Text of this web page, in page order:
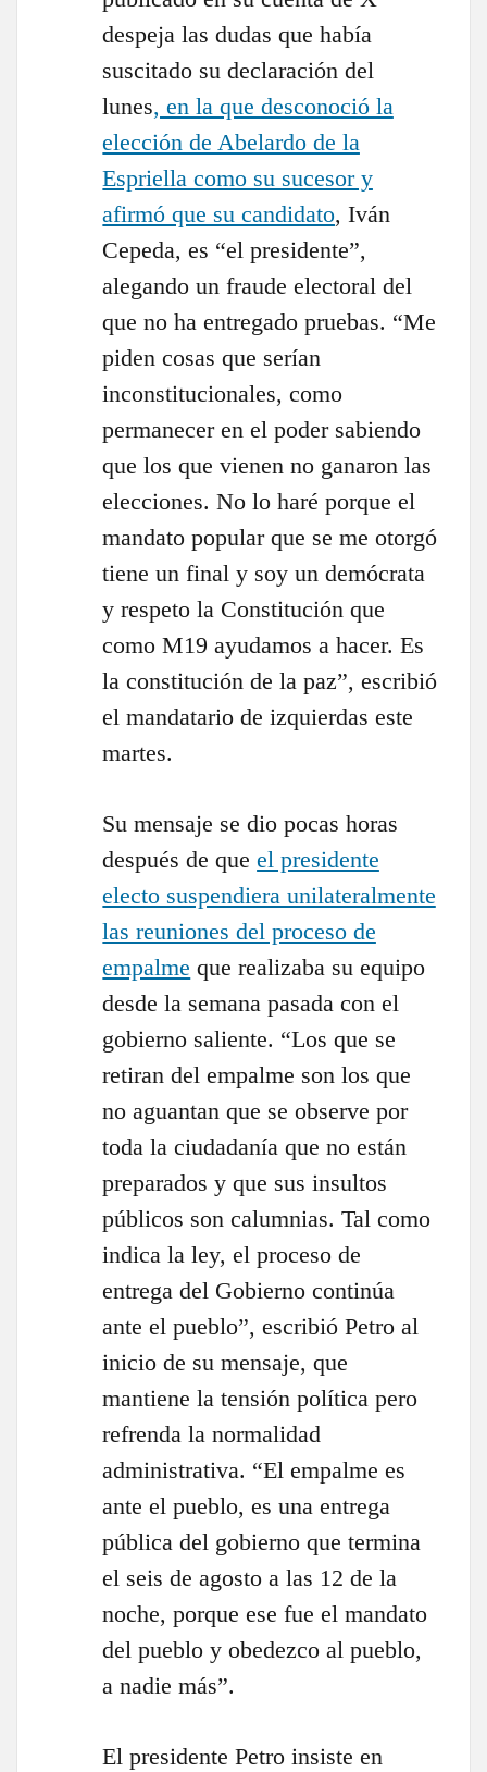
despeja las dudas que había
suscitado su declaración del
lunes, en la que desconoció la
elección de Abelardo de la
Espriella como su sucesor y
afirmó que su candidato, Iván
Cepeda, es “el presidente”,
alegando un fraude electoral del
que no ha entregado pruebas. “Me
piden cosas que serían
inconstitucionales, como
permanecer en el poder sabiendo
que los que vienen no ganaron las
elecciones. No lo haré porque el
mandato popular que se me otorgó
tiene un final y soy un demócrata
y respeto la Constitución que
como M19 ayudamos a hacer. Es
la constitución de la paz”, escribió
el mandatario de izquierdas este
martes.
Su mensaje se dio pocas horas
después de queel presidente
electo suspendiera unilateralmente
las reuniones del proceso de
empalme que realizaba su equipo
desde la semana pasada con el
gobierno saliente. “Los que se
retiran del empalme son los que
no aguantan que se observe por
toda la ciudadanía que no están
preparados y que sus insultos
públicos son calumnias. Tal como
indica la ley, el proceso de
entrega del Gobierno continúa
ante el pueblo”, escribió Petro al
inicio de su mensaje, que
mantiene la tensión política pero
refrenda la normalidad
administrativa. “El empalme es
ante el pueblo, es una entrega
pública del gobierno que termina
el seis de agosto a las 12 de la
noche, porque ese fue el mandato
del pueblo y obedezco al pueblo,
a nadie más”.
El presidente Petro insiste en